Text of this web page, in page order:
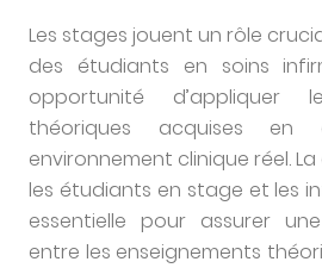
Les stages jouent un rôle
des étudiants en soins
opportunité d’appliquer
théoriques acquises
environnement clinique réel.
les étudiants en stage et les
essentielle pour assurer
entre les enseignements